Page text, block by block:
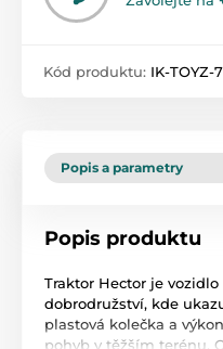
Kód produktu: IK-TOYZ-
Popis a parametry
Popis produktu
Traktor Hector je
dobrodružství, kde
plastová kolečka a
pohyb v těžším terénu.